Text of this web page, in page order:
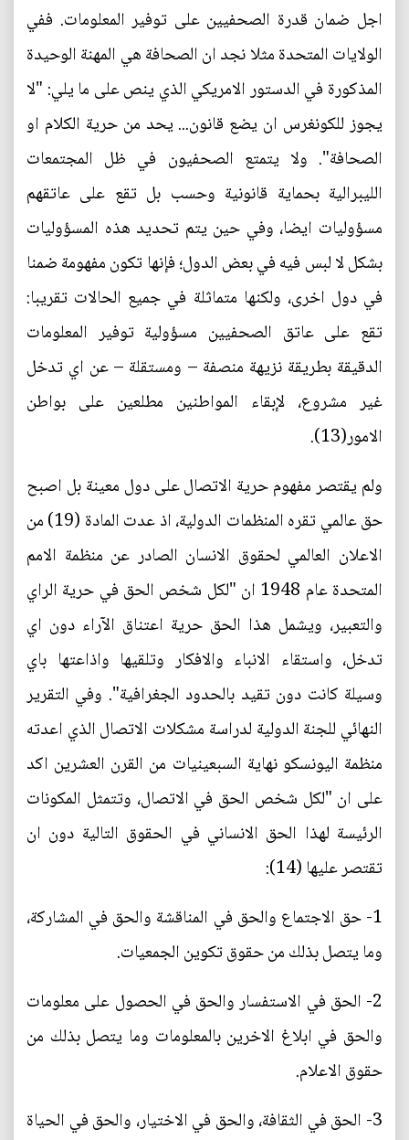
اجل ضمان قدرة الصحفيين على توفير المعلومات. ففي
الولايات المتحدة مثلا نجد ان الصحافة هي المهنة الوحيدة
المذكورة في الدستور الامريكي الذي ينص على ما يلي: "لا
يجوز للكونغرس ان يضع قانون... يحد من حرية الكلام او
الصحافة". ولا يتمتع الصحفيون في ظل المجتمعات
الليبرالية بحماية قانونية وحسب بل تقع على عاتقهم
مسؤوليات ايضا، وفي حين يتم تحديد هذه المسؤوليات
بشكل لا لبس فيه في بعض الدول؛ فإنها تكون مفهومة ضمنا
في دول اخرى، ولكنها متماثلة في جميع الحالات تقريبا:
تقع على عاتق الصحفيين مسؤولية توفير المعلومات
الدقيقة بطريقة نزيهة منصفة – ومستقلة – عن اي تدخل
غير مشروع، لإبقاء المواطنين مطلعين على بواطن
الامور(13).
ولم يقتصر مفهوم حرية الاتصال على دول معينة بل اصبح
حق عالمي تقره المنظمات الدولية، اذ عدت المادة (19) من
الاعلان العالمي لحقوق الانسان الصادر عن منظمة الامم
المتحدة عام 1948 ان "لكل شخص الحق في حرية الراي
والتعبير، ويشمل هذا الحق حرية اعتناق الآراء دون اي
تدخل، واستقاء الانباء والافكار وتلقيها واذاعتها باي
وسيلة كانت دون تقيد بالحدود الجغرافية". وفي التقرير
النهائي للجنة الدولية لدراسة مشكلات الاتصال الذي اعدته
منظمة اليونسكو نهاية السبعينيات من القرن العشرين اكد
على ان "لكل شخص الحق في الاتصال، وتتمثل المكونات
الرئيسة لهذا الحق الانساني في الحقوق التالية دون ان
تقتصر عليها (14):
1- حق الاجتماع والحق في المناقشة والحق في المشاركة،
وما يتصل بذلك من حقوق تكوين الجمعيات.
2- الحق في الاستفسار والحق في الحصول على معلومات
والحق في ابلاغ الاخرين بالمعلومات وما يتصل بذلك من
حقوق الاعلام.
3- الحق في الثقافة، والحق في الاختيار، والحق في الحياة